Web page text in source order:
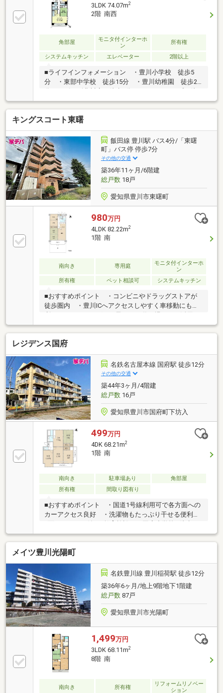
3LDK 74.07m2
2階 南西
角部屋
モニタ付インターホ
ン
所有権
システムキッチン エレベーター 2階以上
■ライフインフォメーション ・豊川小学校 徒歩5
分 ・東部中学校 徒歩15分 ・豊川幼稚園 徒歩2
歩9分 ・ドラッグオオイ 徒歩4分 ・DCM 徒歩8
分 ・イオン 徒歩9分 ・豊川駅前郵便局 徒歩7
分 ・豊橋信用金庫 徒歩6分 ・池田内科循環器
科 徒歩7分 ・緑町公園 徒歩3分□■おうち探しは
家デパ へ■□――――――・・・ 住宅ローンや住み替え
など、不動産のことなら何でもご相談ください。 土
日、平日夜のお仕事終わりでもご案内可能です。 キ
ッズスペースもご用意しております。ぜひご家族揃っ
てご来店ください♪
キングスコート東曙
飯田線 豊川駅 バス4分/「東曙
町」バス停 停歩7分
その他の交通
築36年11ヶ月/6階建
総戸数18戸
愛知県豊川市東曙町
980万円
4LDK 82.22m2
1階 南
南向き 専用庭
モニタ付インターホ
ン
所有権
ペット相談可 システムキッチン
■おすすめポイント ・コンビニやドラッグストアが
徒歩圏内 ・豊川ICへアクセスしやすく車移動にも便
きる専用庭 ・オール電化仕様で火を使わず安心■教
育施設 ・桜木小学校 徒歩17分 ・東部中学校 徒
歩14分 ・豊川北部保育園 徒歩7分□■おうち探しは
家デパ へ■□――――――・・・ 住宅ローンや住み替え
など、不動産のことなら何でもご相談ください。 土
日、平日夜のお仕事終わりでもご案内可能です。 キ
ッズスペースもご用意しております。ぜひご家族揃っ
てご来店ください
♪―――――――――――――――――――――――
レジデンス国府
名鉄名古屋本線 国府駅 徒歩12分
その他の交通
築44年3ヶ月/4階建
総戸数16戸
愛知県豊川市国府町下坊入
499万円
4DK 68.21m2
1階 南
南向き 駐車場あり
角部屋
所有権
間取り図有り
■おすすめポイント ・国道1号線利用可で各方面への
カーアクセス良好 ・洗濯物もたっぷり干せる便利な
分 ・西部中学校…徒歩15分□■おうち探しは 家デパ へ
■□――――――・・・ 住宅ローンや住み替えなど、不
動産のことなら何でもご相談ください。 土日、平日
夜のお仕事終わりでもご案内可能です。 キッズスペ
ースもご用意しております。ぜひご家族揃ってご来店
ください♪――――――――――――――――――――――――
メイツ豊川光陽町
名鉄豊川線 豊川稲荷駅 徒歩12分
築36年6ヶ月/地上9階地下1階建
総戸数87戸
愛知県豊川市光陽町
1,499万円
3LDK 68.11m2
8階 南
南向き 所有権
リフォームリノベー
ション